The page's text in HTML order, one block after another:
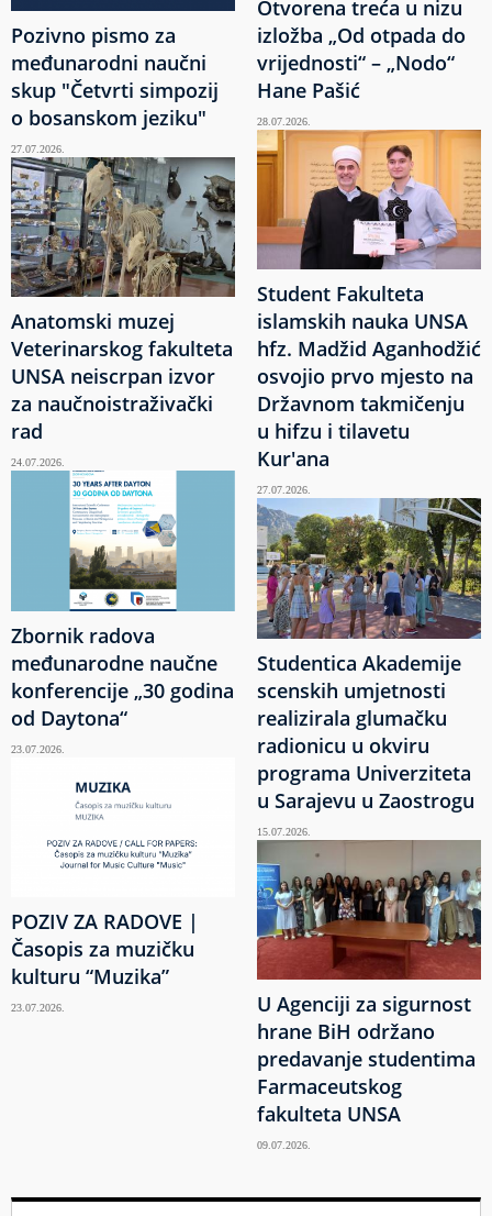
Pozivno pismo za
međunarodni naučni
skup "Četvrti simpozij
o bosanskom jeziku"
27.07.2026.
Anatomski muzej
Veterinarskog fakulteta
UNSA neiscrpan izvor
za naučnoistraživački
rad
24.07.2026.
Zbornik radova
međunarodne naučne
konferencije „30 godina
od Daytona“
23.07.2026.
POZIV ZA RADOVE |
Časopis za muzičku
kulturu “Muzika”
23.07.2026.
Otvorena treća u nizu
izložba „Od otpada do
vrijednosti“ – „Nodo“
Hane Pašić
28.07.2026.
Student Fakulteta
islamskih nauka UNSA
hfz. Madžid Aganhodžić
osvojio prvo mjesto na
Državnom takmičenju
u hifzu i tilavetu
Kur'ana
27.07.2026.
Studentica Akademije
scenskih umjetnosti
realizirala glumačku
radionicu u okviru
programa Univerziteta
u Sarajevu u Zaostrogu
15.07.2026.
U Agenciji za sigurnost
hrane BiH održano
predavanje studentima
Farmaceutskog
fakulteta UNSA
09.07.2026.